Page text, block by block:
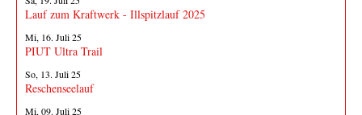
Lauf zum Kraftwerk - Illspitzlauf 2025
Mi, 16. Juli 25
PIUT Ultra Trail
So, 13. Juli 25
Reschenseelauf
Mi, 09. Juli 25